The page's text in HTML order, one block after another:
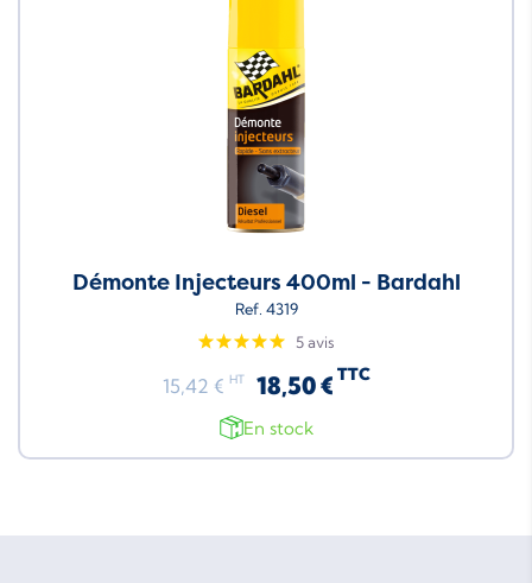
Démonte Injecteurs 400ml - Bardahl
Ref. 4319
5 avis
15,42 € HT 18,50 € TTC
En stock